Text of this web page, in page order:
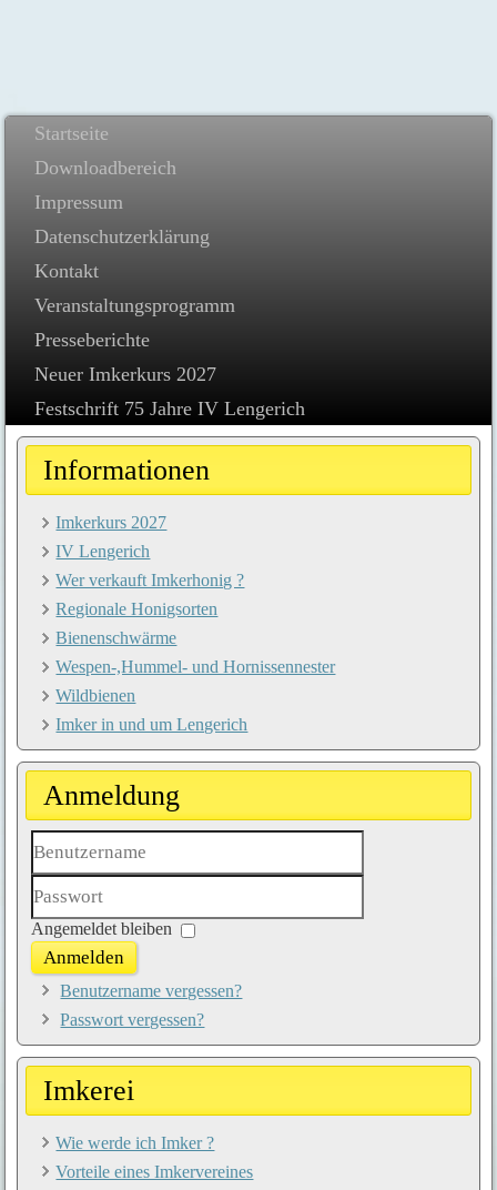
Startseite
Downloadbereich
Impressum
Datenschutzerklärung
Kontakt
Veranstaltungsprogramm
Presseberichte
Neuer Imkerkurs 2027
Festschrift 75 Jahre IV Lengerich
Informationen
Imkerkurs 2027
IV Lengerich
Wer verkauft Imkerhonig ?
Regionale Honigsorten
Bienenschwärme
Wespen-,Hummel- und Hornissennester
Wildbienen
Imker in und um Lengerich
Anmeldung
Passwort
Angemeldet bleiben
Anmelden
Benutzername vergessen?
Passwort vergessen?
Imkerei
Wie werde ich Imker ?
Vorteile eines Imkervereines